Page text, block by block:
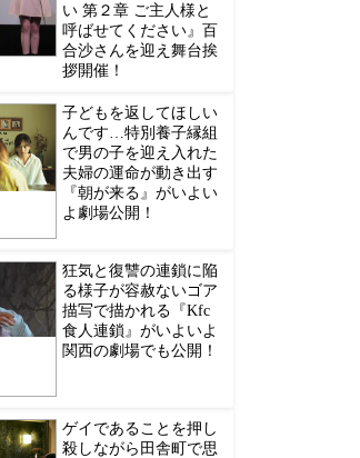
い 第２章 ご主人様と
呼ばせてください』百
合沙さんを迎え舞台挨
拶開催！
子どもを返してほしい
んです…特別養子縁組
で男の子を迎え入れた
夫婦の運命が動き出す
『朝が来る』がいよい
よ劇場公開！
狂気と復讐の連鎖に陥
る様子が容赦ないゴア
描写で描かれる『Kfc
食人連鎖』がいよいよ
関西の劇場でも公開！
ゲイであることを押し
殺しながら田舎町で思